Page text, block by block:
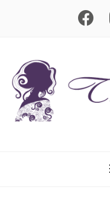
facebook